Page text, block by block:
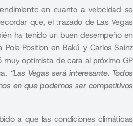
en cuanto a velocidad se
que, el trazado de Las Vegas
ha tenido un buen desempeño en
Position en Bakú y Carlos Sainz
muy optimista de cara al próximo GP
“Las Vegas será interesante. Todos
en que podemos ser competitivos
a que las condiciones climáticas